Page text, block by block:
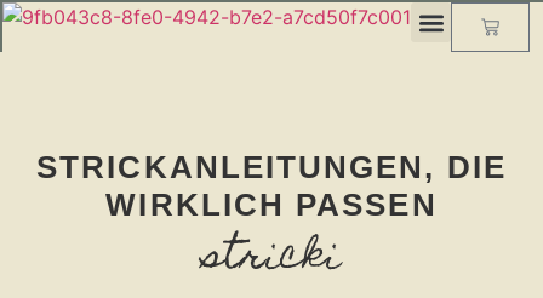
STRICKANLEITUNGEN, DIE
WIRKLICH PASSEN
stricki